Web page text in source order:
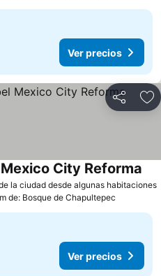
Ver precios
Compartir
la ciudad desde algunas habitaciones
City Reforma
de: Bosque de Chapultepec
Ver precios